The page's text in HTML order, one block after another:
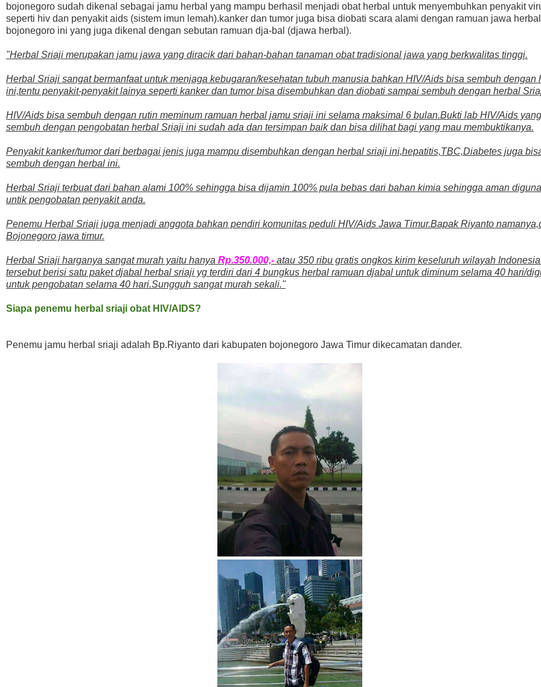
bojonegoro sudah dikenal sebagai jamu herbal yang mampu berhasil menjadi obat herbal untuk menyembuhkan penyakit
seperti hiv dan penyakit aids (sistem imun lemah).kanker dan tumor juga bisa diobati scara alami dengan ramuan jawa
bojonegoro ini yang juga dikenal dengan sebutan ramuan dja-bal (djawa herbal).
"Herbal Sriaji merupakan jamu jawa yang diracik dari bahan-bahan tanaman obat tradisional jawa yang berkwalitas tinggi.
Herbal Sriaji sangat bermanfaat untuk menjaga kebugaran/kesehatan tubuh manusia bahkan HIV/Aids bisa sembuh dengan
ini,tentu penyakit-penyakit lainya seperti kanker dan tumor bisa disembuhkan dan diobati sampai sembuh dengan herbal
HIV/Aids bisa sembuh dengan rutin meminum ramuan herbal jamu sriaji ini selama maksimal 6 bulan.Bukti lab HIV/Aids
sembuh dengan pengobatan herbal Sriaji ini sudah ada dan tersimpan baik dan bisa dilihat bagi yang mau membuktikanya.
Penyakit kanker/tumor dari berbagai jenis juga mampu disembuhkan dengan herbal sriaji ini,hepatitis,TBC,Diabetes juga
sembuh dengan herbal ini.
Herbal Sriaji terbuat dari bahan alami 100% sehingga bisa dijamin 100% pula bebas dari bahan kimia sehingga aman
untik pengobatan penyakit anda.
Penemu Herbal Sriaji juga menjadi anggota bahkan pendiri komunitas peduli HIV/Aids Jawa Timur.Bapak Riyanto
Bojonegoro jawa timur.
Herbal Sriaji harganya sangat murah yaitu hanya Rp.350.000,- atau 350 ribu gratis ongkos kirim keseluruh wilayah
tersebut berisi satu paket djabal herbal sriaji yg terdiri dari 4 bungkus herbal ramuan djabal untuk diminum selama 40 hari/
untuk pengobatan selama 40 hari.Sungguh sangat murah sekali."
Siapa penemu herbal sriaji obat HIV/AIDS?
Penemu jamu herbal sriaji adalah Bp.Riyanto dari kabupaten bojonegoro Jawa Timur dikecamatan dander.